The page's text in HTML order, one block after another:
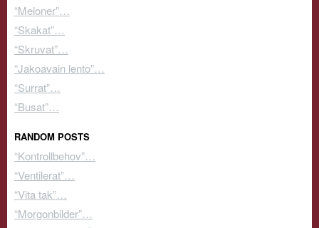
“Meloner”…
“Skakat”…
“Skruvat”…
“Jakoavain lento”…
“Surrat”…
“Busat”…
RANDOM POSTS
“Kontrollbehov”…
“Ventilerat”…
“Vita tak”…
“Morgonbilder”…